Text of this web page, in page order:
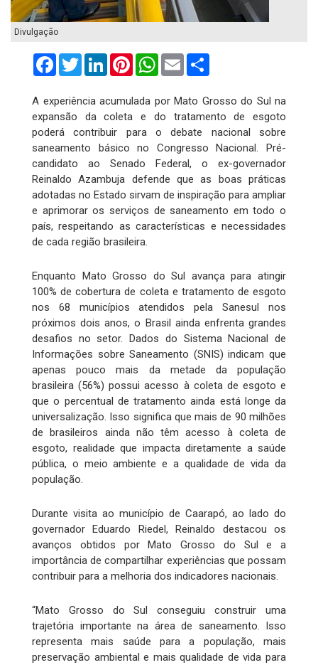
Divulgação
FacebookTwitterLinkedInPinterestWhatsApp
Email
A experiência acumulada por Mato Grosso do Sul na
expansão da coleta e do tratamento de esgoto
poderá contribuir para o debate nacional sobre
saneamento básico no Congresso Nacional. Pré-
candidato ao Senado Federal, o ex-governador
Reinaldo Azambuja defende que as boas práticas
adotadas no Estado sirvam de inspiração para ampliar
e aprimorar os serviços de saneamento em todo o
país, respeitando as características e necessidades
de cada região brasileira.
Enquanto Mato Grosso do Sul avança para atingir
100% de cobertura de coleta e tratamento de esgoto
nos 68 municípios atendidos pela Sanesul nos
próximos dois anos, o Brasil ainda enfrenta grandes
desafios no setor. Dados do Sistema Nacional de
Informações sobre Saneamento (SNIS) indicam que
apenas pouco mais da metade da população
brasileira (56%) possui acesso à coleta de esgoto e
que o percentual de tratamento ainda está longe da
universalização. Isso significa que mais de 90 milhões
de brasileiros ainda não têm acesso à coleta de
esgoto, realidade que impacta diretamente a saúde
pública, o meio ambiente e a qualidade de vida da
população.
Durante visita ao município de Caarapó, ao lado do
governador Eduardo Riedel, Reinaldo destacou os
avanços obtidos por Mato Grosso do Sul e a
importância de compartilhar experiências que possam
contribuir para a melhoria dos indicadores nacionais.
“Mato Grosso do Sul conseguiu construir uma
trajetória importante na área de saneamento. Isso
representa mais saúde para a população, mais
preservação ambiental e mais qualidade de vida para